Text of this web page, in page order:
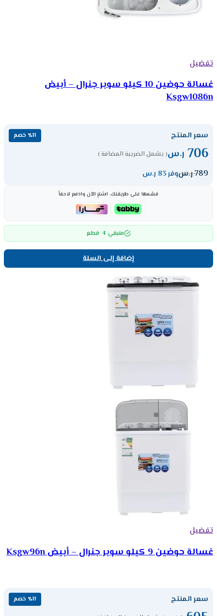
تفضيل
غسالة حوضين 10 كيلو سوبر جنرال – أبيض
Ksgw1086n
سعر المنتج ٪11 خصم
706 ر.س( يشمل الضريبة المضافة )
789ر.سوفر 83 ر.س
قسّمها على طريقتك، اشترِ الآن وادفع لاحقاً
متبقي 4 قطع
إضافة إلى السلة
تفضيل
غسالة حوضين 9 كيلو سوبر جنرال – أبيض Ksgw96n
سعر المنتج ٪11 خصم